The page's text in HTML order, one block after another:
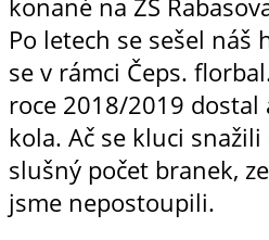
Po letech se sešel náš
se v rámci Čeps.
roce 2018/2019
kola. Ač se kluci
slušný počet branek,
jsme nepostoupili.